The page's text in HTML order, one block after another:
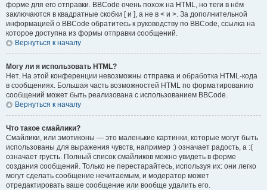
форме для его отправки. BBCode очень похож на HTML, но теги в нём
заключаются в квадратные скобки [ и ], а не в < и >. За дополнительной
информацией о BBCode обратитесь к руководству по BBCode, ссылка на
которое доступна из формы отправки сообщений.
Вернуться к началу
Могу ли я использовать HTML?
Нет. На этой конференции невозможны отправка и обработка HTML-кода
в сообщениях. Большая часть возможностей HTML по форматированию
сообщений может быть реализована с использованием BBCode.
Вернуться к началу
Что такое смайлики?
Смайлики, или эмотиконы — это маленькие картинки, которые могут быть
использованы для выражения чувств, например :) означает радость, а :(
означает грусть. Полный список смайликов можно увидеть в форме
создания сообщений. Только не перестарайтесь, используя их: они легко
могут сделать сообщение нечитаемым, и модератор может
отредактировать ваше сообщение или вообще удалить его.